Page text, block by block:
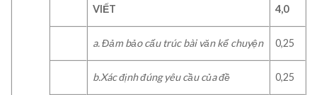
VIẾT 4,0
a. Đảm bảo cấu trúc bài văn kể chuyện 0,25
b.Xác định đúng yêu cầu của đề 0,25